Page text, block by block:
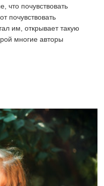
что почувствовать
почувствовать
им, открывает такую
многие авторы